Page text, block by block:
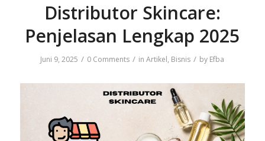
Distributor Skincare:
Penjelasan Lengkap 2025
Juni 9, 2025 / 0 Comments / inArtikel, Bisnis / by Efba